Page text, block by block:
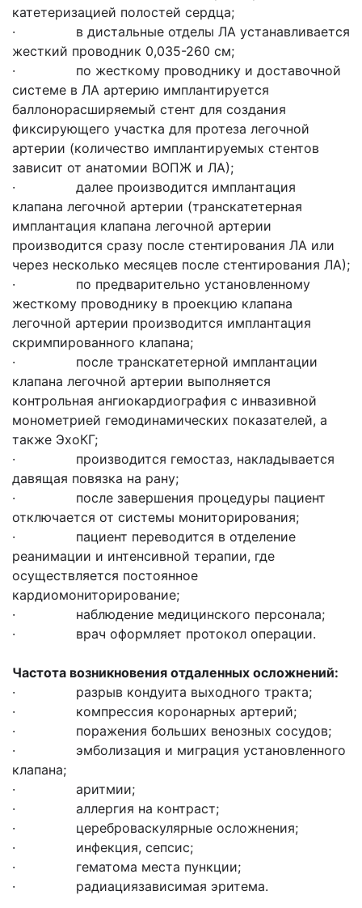
катетеризацией полостей сердца;
· в дистальные отделы ЛА устанавливается
жесткий проводник 0,035-260 см;
· по жесткому проводнику и доставочной
системе в ЛА артерию имплантируется
баллонорасширяемый стент для создания
фиксирующего участка для протеза легочной
артерии (количество имплантируемых стентов
зависит от анатомии ВОПЖ и ЛА);
· далее производится имплантация
клапана легочной артерии (транскатетерная
имплантация клапана легочной артерии
производится сразу после стентирования ЛА или
через несколько месяцев после стентирования ЛА);
· по предварительно установленному
жесткому проводнику в проекцию клапана
легочной артерии производится имплантация
скримпированного клапана;
· после транскатетерной имплантации
клапана легочной артерии выполняется
контрольная ангиокардиография с инвазивной
монометрией гемодинамических показателей, а
также ЭхоКГ;
· производится гемостаз, накладывается
давящая повязка на рану;
· после завершения процедуры пациент
отключается от системы мониторирования;
· пациент переводится в отделение
реанимации и интенсивной терапии, где
осуществляется постоянное
кардиомониторирование;
· наблюдение медицинского персонала;
· врач оформляет протокол операции.
Частота возникновения отдаленных осложнений:
· разрыв кондуита выходного тракта;
· компрессия коронарных артерий;
· поражения больших венозных сосудов;
· эмболизация и миграция установленного
клапана;
· аритмии;
· аллергия на контраст;
· цереброваскулярные осложнения;
· инфекция, сепсис;
· гематома места пункции;
· радиациязависимая эритема.